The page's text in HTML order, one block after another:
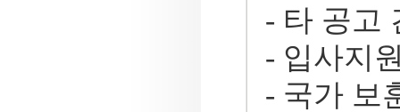
- 타 공고
- 입사지
- 국가 보